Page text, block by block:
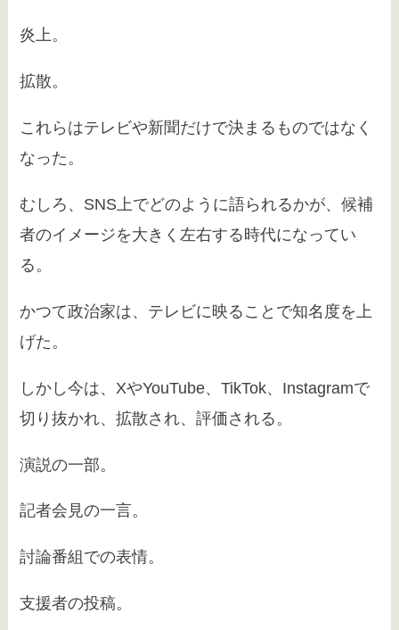
炎上。
拡散。
これらはテレビや新聞だけで決まるものではなく
なった。
むしろ、SNS上でどのように語られるかが、候補
者のイメージを大きく左右する時代になってい
る。
かつて政治家は、テレビに映ることで知名度を上
げた。
しかし今は、XやYouTube、TikTok、Instagramで
切り抜かれ、拡散され、評価される。
演説の一部。
記者会見の一言。
討論番組での表情。
支援者の投稿。